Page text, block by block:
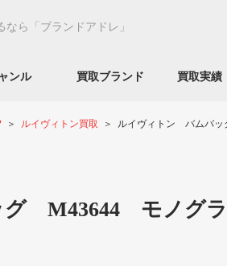
なら 「ブランドアドレ」
ンル 買取ブランド 買取実績
ルイヴィトン買取 ルイヴィトン バムバ
M43644 モノグ